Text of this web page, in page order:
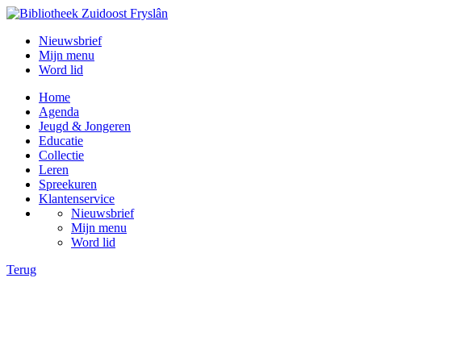
Nieuwsbrief
Mijn menu
Word lid
Home
Agenda
Jeugd & Jongeren
Educatie
Collectie
Leren
Spreekuren
Klantenservice
Nieuwsbrief
Mijn menu
Word lid
Terug